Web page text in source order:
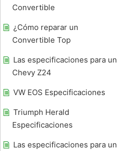
Convertible
¿Cómo reparar un
Convertible Top
Las especificaciones para un
Chevy Z24
VW EOS Especificaciones
Triumph Herald
Especificaciones
Las especificaciones para un